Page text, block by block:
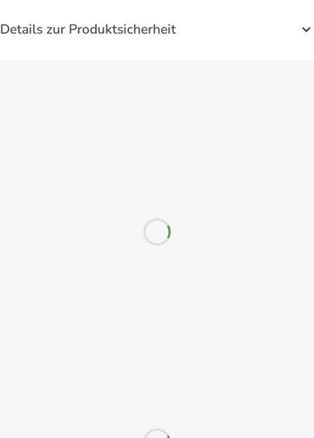
Details zur Produktsicherheit